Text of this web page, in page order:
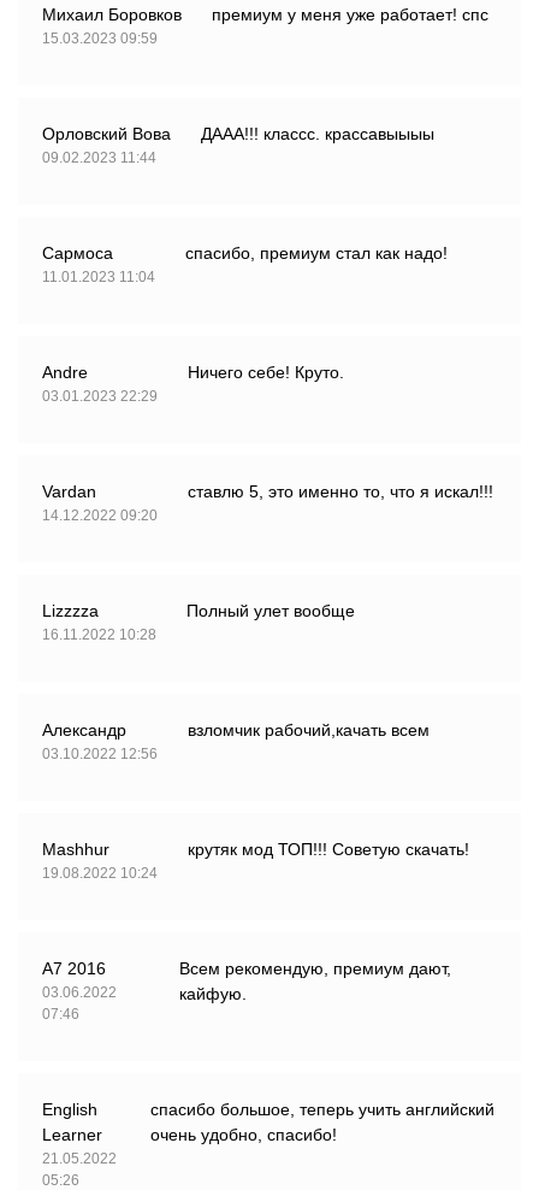
Михаил Боровков
15.03.2023 09:59
премиум у меня уже работает! спс
Орловский Вова
09.02.2023 11:44
ДААА!!! классс. крассавыыыы
Сармоса
11.01.2023 11:04
спасибо, премиум стал как надо!
Аndre
03.01.2023 22:29
Ничего себе! Круто.
Vardan
14.12.2022 09:20
ставлю 5, это именно то, что я искал!!!
Lizzzza
16.11.2022 10:28
Полный улет вообще
Александр
03.10.2022 12:56
взломчик рабочий,качать всем
Mashhur
19.08.2022 10:24
крутяк мод ТОП!!! Советую скачать!
A7 2016
03.06.2022
07:46
Всем рекомендую, премиум дают,
кайфую.
English
Learner
21.05.2022
05:26
спасибо большое, теперь учить английский
очень удобно, спасибо!